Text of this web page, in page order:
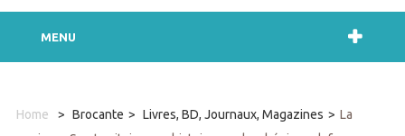
MENU
Home > Brocante > Livres, BD, Journaux, Magazines > La